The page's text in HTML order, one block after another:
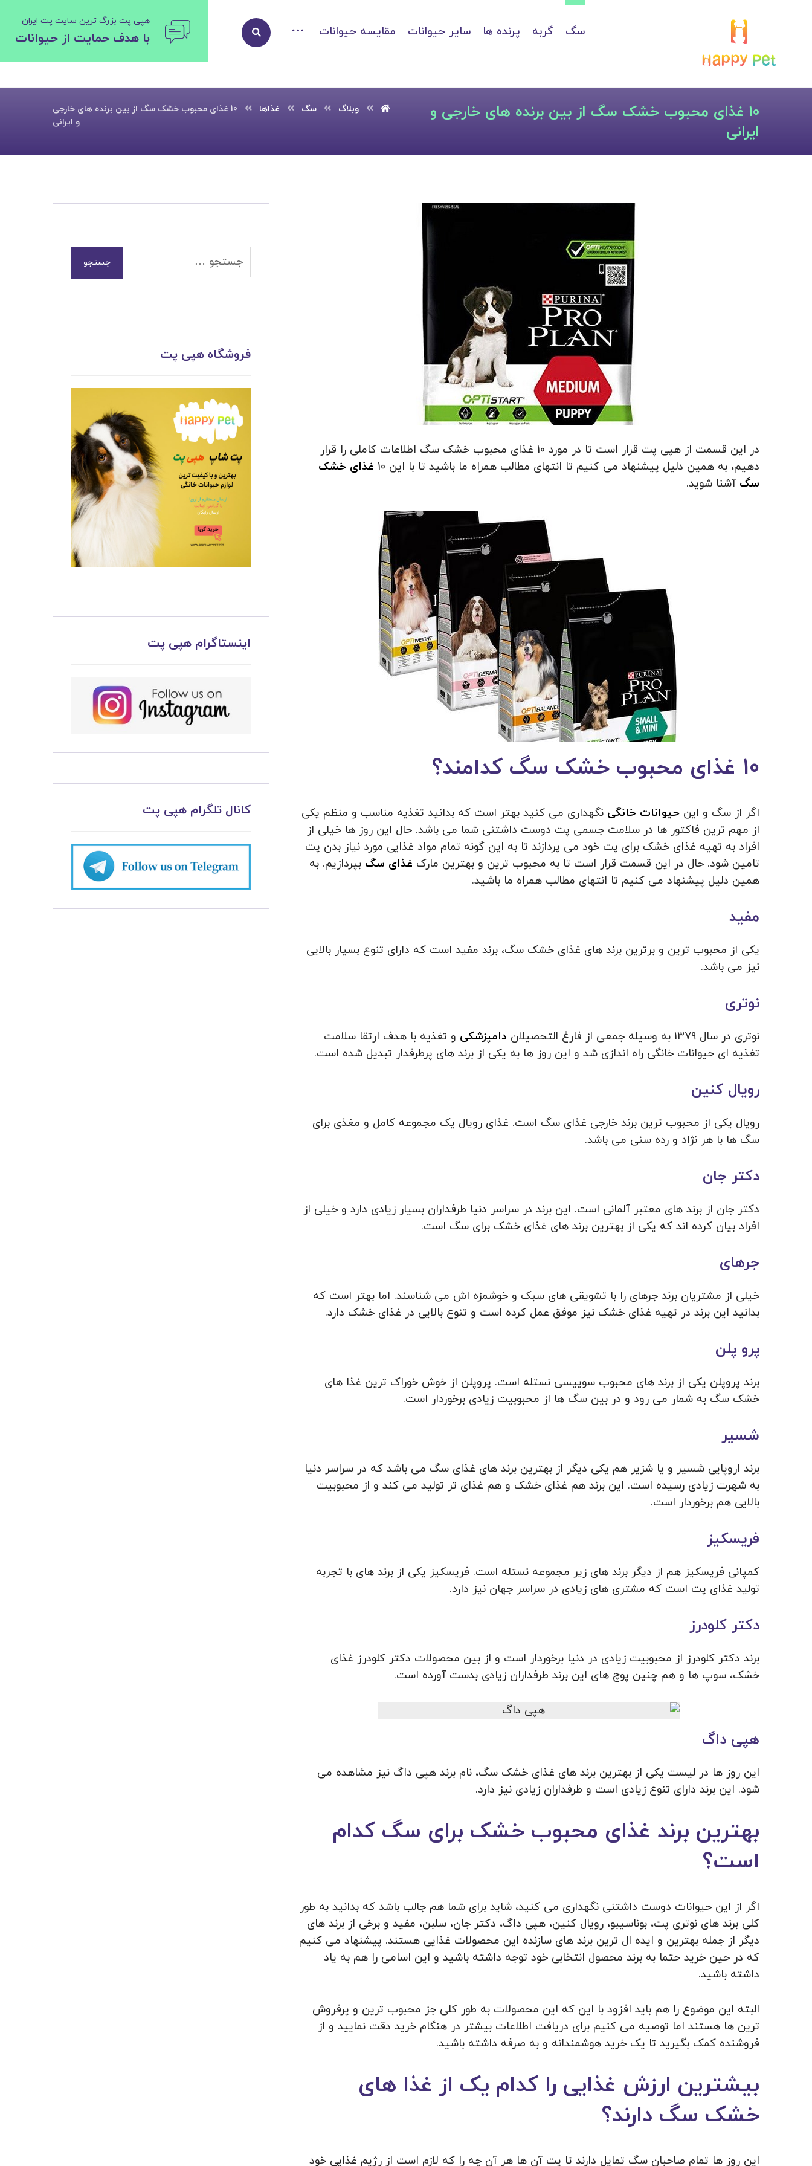
هپی پت بزرگ ترین سایت پت ایران
با هدف حمایت از حیوانات سگ گربه پرنده ها سایر حیوانات مقایسه حیوانات
10 غذای محبوب خشک سگ از بین برنده های خارجی و
ایرانی
وبلاگ سگ غذاها
10 غذای محبوب خشک سگ از بین برنده های خارجی
و ایرانی
در این قسمت از هپی پت قرار است تا در مورد 10 غذای محبوب خشک سگ اطلاعات کاملی را قرار
دهیم، به همین دلیل پیشنهاد می کنیم تا انتهای مطالب همراه ما باشید تا با این 10
غذای خشک
سگ آشنا شوید.
10 غذای محبوب خشک سگ کدامند؟
اگر از سگ و این حیوانات خانگی نگهداری می کنید بهتر است که بدانید تغذیه مناسب و منظم یکی
از مهم ترین فاکتور ها در سلامت جسمی پت دوست داشتنی شما می باشد. حال این روز ها خیلی از
افراد به تهیه غذای خشک برای پت خود می‌ پردازند تا به این گونه تمام مواد غذایی مورد نیاز بدن پت
تامین شود. حال در این قسمت قرار است تا به محبوب ترین و بهترین مارک غذای سگ بپردازیم. به
همین دلیل پیشنهاد می کنیم تا انتهای مطالب همراه ما باشید.
مفید
یکی از محبوب ترین و برترین برند های غذای خشک سگ، برند مفید است که دارای تنوع بسیار بالایی
نیز می باشد.
نوتری
نوتری در سال 1379 به وسیله جمعی از فارغ التحصیلان دامپزشکی و تغذیه با هدف ارتقا سلامت
تغذیه ای حیوانات خانگی راه اندازی شد و این روز ها به یکی از برند های پرطرفدار تبدیل شده است.
رویال کنین
رویال یکی از محبوب‌ ترین برند خارجی غذای سگ است. غذای رویال یک مجموعه کامل و مغذی برای
سگ ها با هر نژاد و رده سنی می باشد.
دکتر جان
دکتر جان از برند های معتبر آلمانی است. این برند در سراسر دنیا طرفداران بسیار زیادی دارد و خیلی از
افراد بیان کرده اند که یکی از بهترین برند های غذای خشک برای سگ است.
جرهای
خیلی از مشتریان برند جرهای را با تشویقی‌ های سبک و خوشمزه اش می‌ شناسند. اما بهتر است که
بدانید این برند در تهیه غذای خشک نیز موفق عمل کرده است و تنوع بالایی در غذای خشک دارد.
پرو پلن
برند پروپلن یکی از برند های محبوب سوییسی نستله است. پروپلن از خوش خوراک ترین غذا های
خشک سگ به شمار می رود و در بین سگ ها از محبوبیت زیادی برخوردار است.
شسیر
برند اروپایی شسیر و یا شزیر هم یکی دیگر از بهترین برند های غذای سگ می باشد که در سراسر دنیا
به شهرت زیادی رسیده است. این برند هم غذای خشک و هم غذای تر تولید می کند و از محبوبیت
بالایی هم برخوردار است.
فریسکیز
کمپانی فریسکیز هم از دیگر برند های زیر مجموعه نستله است. فریسکیز یکی از برند های با تجربه
تولید غذای پت است که مشتری های زیادی در سراسر جهان نیز دارد.
دکتر کلودرز
برند دکتر کلودرز از محبوبیت زیادی در دنیا برخوردار است و از بین محصولات دکتر کلودرز غذای
خشک، سوپ ها و هم چنین پوچ های این برند طرفداران زیادی بدست آورده است.
هپی داگ
این روز ها در لیست یکی از بهترین برند های غذای خشک سگ، نام برند هپی داگ نیز مشاهده می
شود. این برند دارای تنوع زیادی است و طرفداران زیادی نیز دارد.
بهترین برند غذای محبوب خشک برای سگ کدام
است؟
اگر از این حیوانات دوست داشتنی نگهداری می کنید، شاید برای شما هم جالب باشد که بدانید به طور
کلی برند های نوتری پت، بوناسیبو، رویال کنین، هپی داگ، دکتر جان، سلبن، مفید و برخی از برند های
دیگر از جمله بهترین و ایده ال ترین برند های سازنده این محصولات غذایی هستند. پیشنهاد می کنیم
که در حین خرید حتما به برند محصول انتخابی خود توجه داشته باشید و این اسامی را هم به یاد
داشته باشید.
البته این موضوع را هم باید افزود با این که این محصولات به طور کلی جز محبوب ترین و پرفروش
ترین ها هستند اما توصیه می کنیم برای دریافت اطلاعات بیشتر در هنگام خرید دقت نمایید و از
فروشنده کمک بگیرید تا یک خرید هوشمندانه و به صرفه داشته باشید.
بیشترین ارزش غذایی را کدام یک از غذا های
خشک سگ دارند؟
این روز ها تمام صاحبان سگ تمایل دارند تا پت آن ها هر آن چه را که لازم است از رژیم غذایی خود
جستجو
فروشگاه هپی پت
اینستاگرام هپی پت
کانال تلگرام هپی پت